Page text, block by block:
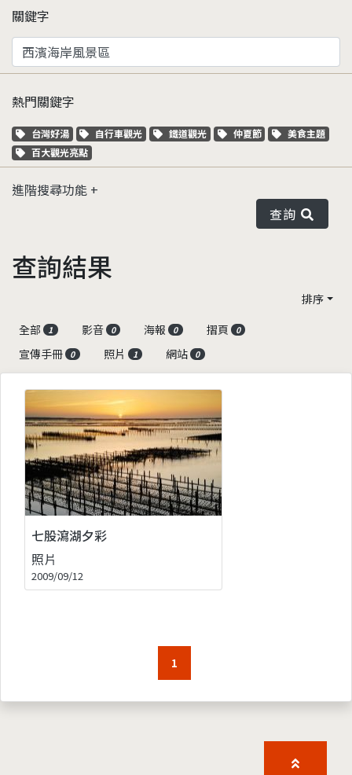
關鍵字
熱門關鍵字
關鍵字標籤
台灣好湯 關鍵字標籤
自行車觀光 關鍵字標籤
鐵道觀光 關鍵字標籤
仲夏節 關鍵字標籤
美食主題
關鍵字標籤
百大觀光亮點
進階搜尋功能
查詢
查詢結果
排序
全部
1 影音 0 海報 0 摺頁 0
宣傳手冊 0 照片 1 網站 0
七股瀉湖夕彩
照片
2009/09/12
1